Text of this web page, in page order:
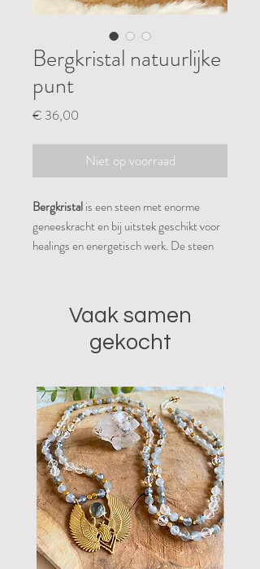
Bergkristal natuurlijke
punt
€ 36,00
Niet op voorraad
Bergkristalis een steen met enorme
geneeskracht en bij uitstek geschikt voor
healings en energetisch werk. De steen
gelang wat er nodig is in een bepaalde
situatie. Omdat bergkristal zo neutraal en
zuiver is, kan de steen opgeladen worden
ook de werking van andere stenen
versterken. Het beschermt de aura tegen
straling, reinigt de chakra’s en brengt ze in
balans. Mentaal bevordert bergkristal
concentratie, helder denken, helpt om een
neutrale en onpartijdige houding aan te
nemen en om problemen op te lossen
Je ontvangt het stuk van op de foto.
lengte 11cm - 220gram
Vaak samen
gekocht